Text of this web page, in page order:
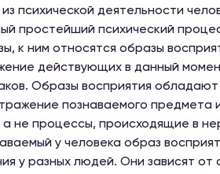
психической деятельности
простейший психический
к ним относятся образы
действующих в данный
Образы восприятия
познаваемого предмета
не процессы, происходящие в
у человека образ
у разных людей. Они зависят